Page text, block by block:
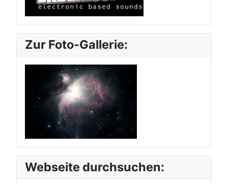
Zur Foto-Gallerie:
Webseite durchsuchen: